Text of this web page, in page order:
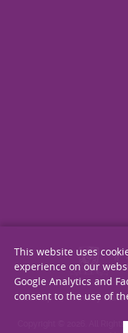
Site Map Privacy
Copyright © 2026. All
This website uses
experience on our
Google Analytics and
consent to the use of